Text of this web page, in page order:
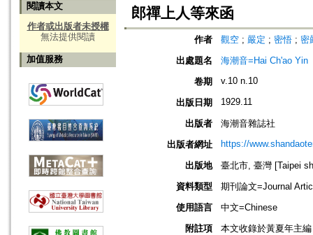
閱讀本文
作者或出版者未授權
無法提供閱讀
加值服務
郎禪上人等來函
作者 觀空 ; 嚴定 ; 密悟 ; 密
出處題名
海潮音=Hai Ch'ao Yin
卷期
v.10 n.10
出版日期 1929.11
出版者
海潮音雜誌社
出版者網址
https://
出版地
臺北市, 臺灣 [Taipei
資料類型
期刊論文=Journal
使用語言
中文=Chinese
附註項
本文收錄於黃夏年主